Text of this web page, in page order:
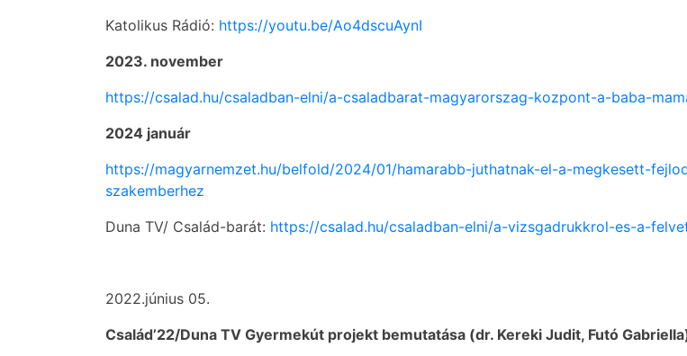
Katolikus Rádió: https://youtu.be/Ao4dscuAynI
2023. november
https://csalad.hu/csaladban-elni/a-csaladbarat-magyarorszag-kozpont-a-baba-
2024 január
https://magyarnemzet.hu/belfold/2024/01/hamarabb-juthatnak-el-a-megkesett-
szakemberhez
Duna TV/ Család-barát: https://csalad.hu/csaladban-elni/a-vizsgadrukkrol-es-a-
2022.június 05.
Család’22/Duna TV Gyermekút projekt bemutatása (dr. Kereki Judit, Futó